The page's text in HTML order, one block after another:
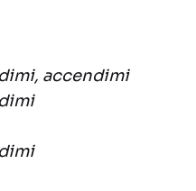
accendimi